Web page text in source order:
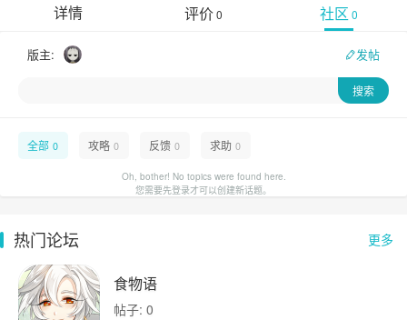
详情 评价0 社区 0
版主: 发帖
全部 0 攻略 0 反馈 0 求助 0
Oh, bother! No topics were found here.
您需要先登录才可以创建新话题。
更多
热门论坛
食物语
帖子: 0